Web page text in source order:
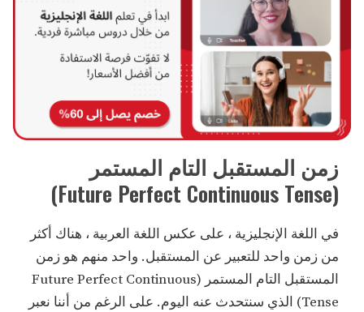
زمن المستقبل التام المستمر
(Future Perfect Continuous Tense)
في اللغة الإنجليزية ، على عكس اللغة العربية ، هناك أكثر
من زمن واحد للتعبير عن المستقبل. واحد منهم هو زمن
المستقبل التام المستمر (Future Perfect Continuous
Tense) الذي سنتحدث عنه اليوم. على الرغم من أننا نعبر